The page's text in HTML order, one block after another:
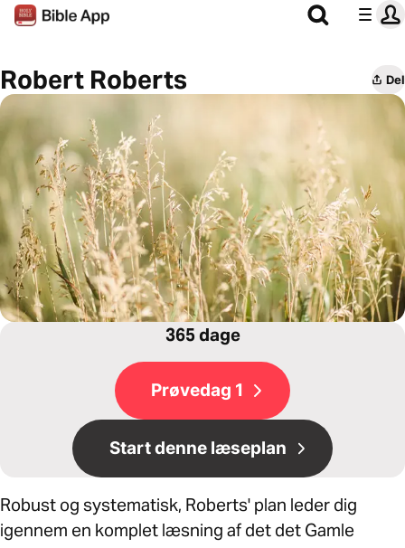
Robert Roberts Del
365 dage
Prøvedag 1
Start denne læseplan
Robust og systematisk, Roberts' plan leder dig
igennem en komplet læsning af det det Gamle